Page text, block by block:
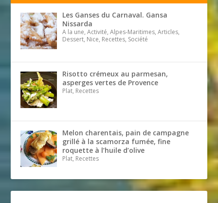
Les Ganses du Carnaval. Gansa
Nissarda
A la une, Activité, Alpes-Maritimes, Articles,
Dessert, Nice, Recettes, Société
Risotto crémeux au parmesan,
asperges vertes de Provence
Plat, Recettes
Melon charentais, pain de campagne
grillé à la scamorza fumée, fine
roquette à l’huile d’olive
Plat, Recettes